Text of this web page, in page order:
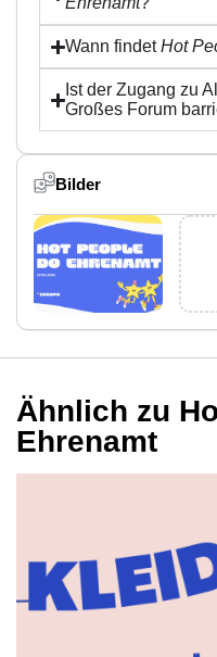
Wann findetHot
Ist der Zugang zu
Großes Forum
Bilder
Ähnlich zu
Ehrenamt